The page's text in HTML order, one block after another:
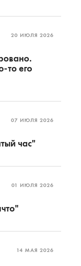
20 ИЮЛЯ 2026
то его
07 ИЮЛЯ 2026
час"
01 ИЮЛЯ 2026
14 МАЯ 2026